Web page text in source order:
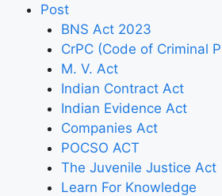
Post
BNS Act 2023
CrPC (Code of Criminal
M. V. Act
Indian Contract Act
Indian Evidence Act
Companies Act
POCSO ACT
The Juvenile Justice Act
Learn For Knowledge